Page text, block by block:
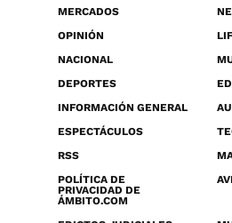
MERCADOS
OPINIÓN
NACIONAL
DEPORTES
INFORMACIÓN GENERAL
ESPECTÁCULOS
RSS
POLÍTICA DE
PRIVACIDAD DE
ÁMBITO.COM